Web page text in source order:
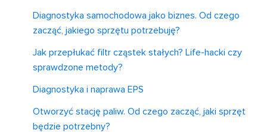
Diagnostyka samochodowa jako biznes. Od czego
zacząć, jakiego sprzętu potrzebuję?
Jak przepłukać filtr cząstek stałych? Life-hacki czy
sprawdzone metody?
Diagnostyka i naprawa EPS
Otworzyć stację paliw. Od czego zacząć, jaki sprzęt
będzie potrzebny?